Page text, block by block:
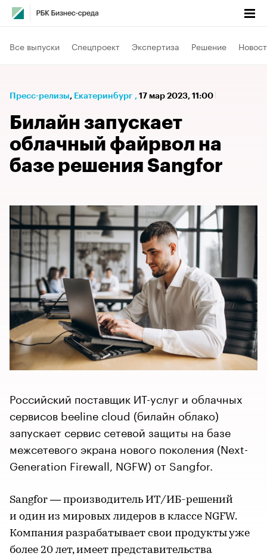
Все выпуски Спецпроект Экспертиза Решение
Пресс-релизы⁠, Екатеринбург , 17 мар 2023, 11:00
Билайн запускает
облачный файрвол на
базе решения Sangfor
Российский поставщик ИТ-услуг и облачных
сервисов beeline cloud (билайн облако)
запускает сервис сетевой защиты на базе
межсетевого экрана нового поколения (Next-
Generation Firewall, NGFW) от Sangfor.
Sangfor — производитель ИТ/ИБ-решений
и один из мировых лидеров в классе NGFW.
Компания разрабатывает свои продукты уже
более 20 лет, имеет представительства